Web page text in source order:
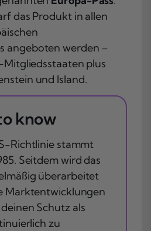
das Produkt in allen
angeboten werden –
Mitgliedsstaaten plus
und Island.
know
Richtlinie stammt
Seitdem wird das
überarbeitet
Marktentwicklungen
Schutz als
zu